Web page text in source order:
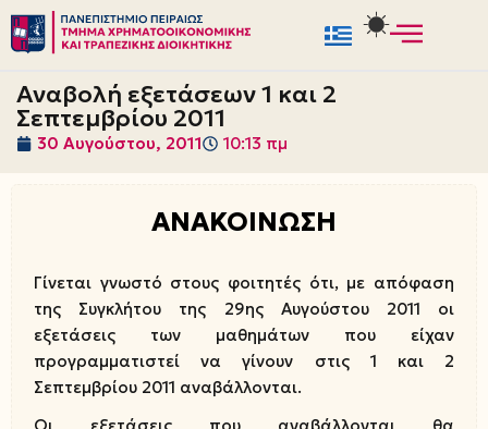
Μεταπηδήστε
στο
περιεχόμενο
Αναβολή εξετάσεων 1 και 2
Σεπτεμβρίου 2011
30 Αυγούστου, 2011 10:13 πμ
ΑΝΑΚΟΙΝΩΣΗ
Γίνεται γνωστό στους φοιτητές ότι, με απόφαση
της Συγκλήτου της 29ης Αυγούστου 2011 οι
εξετάσεις των μαθημάτων που είχαν
προγραμματιστεί να γίνουν στις 1 και 2
Σεπτεμβρίου 2011 αναβάλλονται.